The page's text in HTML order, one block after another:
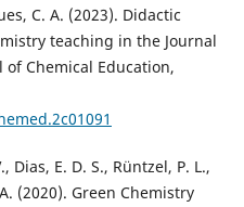
C. A. (2023). Didactic
teaching in the Journal
of Chemical Education,
Dias, E. D. S., Rüntzel, P. L.,
(2020). Green Chemistry